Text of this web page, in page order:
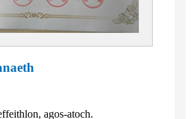
agos-atoch.